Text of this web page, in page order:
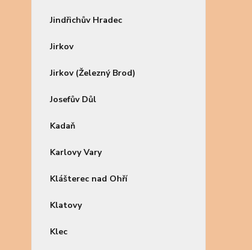
Jindřichův Hradec
Jirkov
Jirkov (Železný Brod)
Josefův Důl
Kadaň
Karlovy Vary
Klášterec nad Ohří
Klatovy
Klec